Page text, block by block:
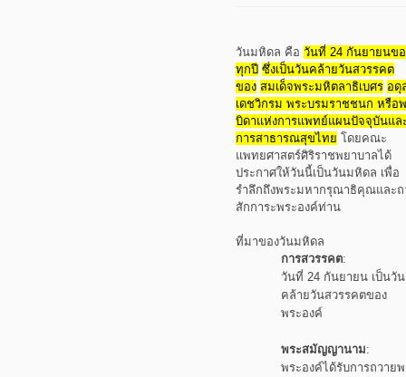
วันมหิดล คือ วันที่ 24 กันยายนข
ทุกปี ซึ่งเป็นวันคล้ายวันสวรรคต
ของ สมเด็จพระมหิตลาธิเบศร อดุ
เดชวิกรม พระบรมราชชนก หรือ
บิดาแห่งการแพทย์แผนปัจจุบันแล
การสาธารณสุขไทย โดยคณะ
แพทยศาสตร์ศิริราชพยาบาลได้
ประกาศให้วันนี้เป็นวันมหิดล เพื่อ
รำลึกถึงพระมหากรุณาธิคุณและถ
สักการะพระองค์ท่าน
ที่มาของวันมหิดล
การสวรรคต:
วันที่ 24 กันยายน เป็นวัน
คล้ายวันสวรรคตของ
พระองค์
พระสมัญญานาม:
พระองค์ได้รับการถวาย